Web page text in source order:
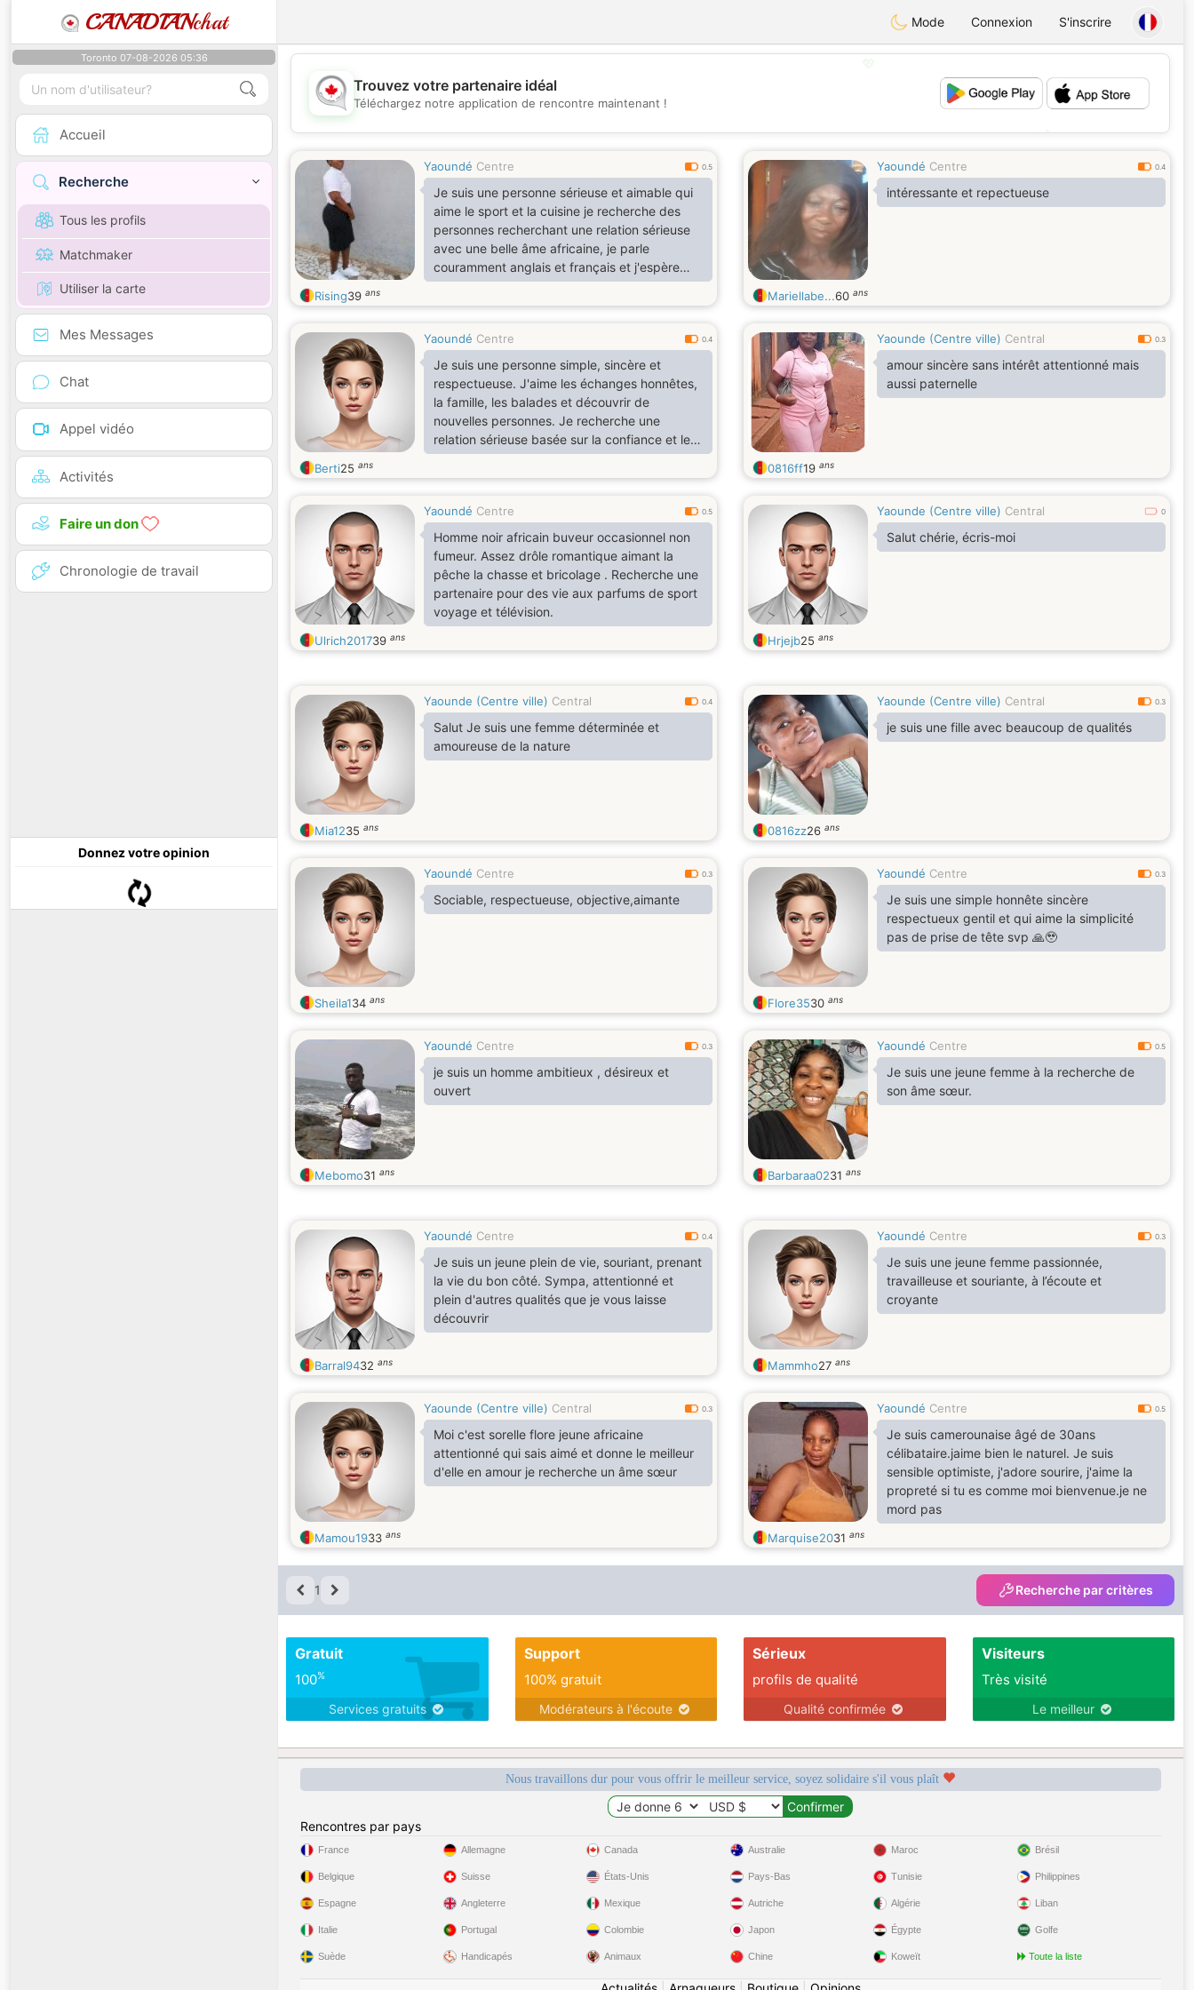
CANADIANchat Mode Connexion S'inscrire
Toronto 07-08-2026 05:36
Accueil
Recherche
Tous les profils
Matchmaker
Utiliser la carte
Mes Messages
Chat
Appel vidéo
Activités
Faire un don
Chronologie de travail
Donnez votre opinion
💖
💕
Trouvez votre partenaire idéal
Téléchargez notre application de rencontre maintenant !
Yaoundé Centre 0.5
Je suis une personne sérieuse et aimable qui
aime le sport et la cuisine je recherche des
personnes recherchant une relation sérieuse
avec une belle âme africaine, je parle
couramment anglais et français et j'espère
rencontrer ici mon âme sœur. Sentez vous
libre de me contacter si mon profil vous parle.
vous le découvrirez plus tard
Rising39 ans
Yaoundé Centre 0.4
intéressante et repectueuse
Mariellabe...60 ans
Yaoundé Centre 0.4
Je suis une personne simple, sincère et
respectueuse. J'aime les échanges honnêtes,
la famille, les balades et découvrir de
nouvelles personnes. Je recherche une
relation sérieuse basée sur la confiance et le
respect mutuel.
Berti25 ans
Yaounde (Centre ville) Central 0.3
amour sincère sans intérêt attentionné mais
aussi paternelle
0816ff19 ans
Yaoundé Centre 0.5
Homme noir africain buveur occasionnel non
fumeur. Assez drôle romantique aimant la
pêche la chasse et bricolage . Recherche une
partenaire pour des vie aux parfums de sport
voyage et télévision.
Ulrich201739 ans
Yaounde (Centre ville) Central 0
Salut chérie, écris-moi
Hrjejb25 ans
Yaounde (Centre ville) Central 0.4
Salut Je suis une femme déterminée et
amoureuse de la nature
Mia1235 ans
Yaounde (Centre ville) Central 0.3
je suis une fille avec beaucoup de qualités
0816zz26 ans
Yaoundé Centre 0.3
Sociable, respectueuse, objective,aimante
Sheila134 ans
Yaoundé Centre 0.3
Je suis une simple honnête sincère
respectueux gentil et qui aime la simplicité
pas de prise de tête svp 🙏🥹
Flore3530 ans
Yaoundé Centre 0.3
je suis un homme ambitieux , désireux et
ouvert
Mebomo31 ans
Yaoundé Centre 0.5
Je suis une jeune femme à la recherche de
son âme sœur.
Barbaraa0231 ans
Yaoundé Centre 0.4
Je suis un jeune plein de vie, souriant, prenant
la vie du bon côté. Sympa, attentionné et
plein d'autres qualités que je vous laisse
découvrir
Barral9432 ans
Yaoundé Centre 0.3
Je suis une jeune femme passionnée,
travailleuse et souriante, à l’écoute et
croyante
Mammho27 ans
Yaounde (Centre ville) Central 0.3
Moi c'est sorelle flore jeune africaine
attentionné qui sais aimé et donne le meilleur
d'elle en amour je recherche un âme sœur
Mamou1933 ans
Yaoundé Centre 0.5
Je suis camerounaise âgé de 30ans
célibataire.jaime bien le naturel. Je suis
sensible optimiste, j'adore sourire, j'aime la
propreté si tu es comme moi bienvenue.je ne
mord pas
Marquise2031 ans
1 Recherche par critères
Gratuit
100%
Services gratuits
Support
100% gratuit
Modérateurs à l'écoute
Sérieux
profils de qualité
Qualité confirmée
Visiteurs
Très visité
Le meilleur
Nous travaillons dur pour vous offrir le meilleur service, soyez solidaire s'il vous plaît
Rencontres par pays
France
Belgique
Espagne
Italie
Suède
Allemagne
Suisse
Angleterre
Portugal
Handicapés
Canada
États-Unis
Mexique
Colombie
Animaux
Australie
Pays-Bas
Autriche
Japon
Chine
Maroc
Tunisie
Algérie
Égypte
Koweït
Brésil
Philippines
Liban
Golfe
Toute la liste